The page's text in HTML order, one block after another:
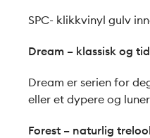
SPC- klikkvinyl gulv
Dream – klassisk og
Dream er serien for
eller et dypere og
Forest – naturlig